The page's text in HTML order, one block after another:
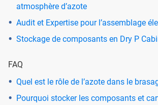
atmosphère d’azote
Audit et Expertise pour l’assemblage
Stockage de composants en Dry P
FAQ
Quel est le rôle de l’azote dans le
Pourquoi stocker les composants et